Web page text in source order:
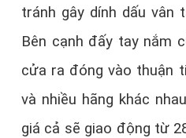
tránh gây dính dấu vân
Bên cạnh đấy tay nắm
cửa ra đóng vào thuận
và nhiều hãng khác
giá cả sẽ giao động từ